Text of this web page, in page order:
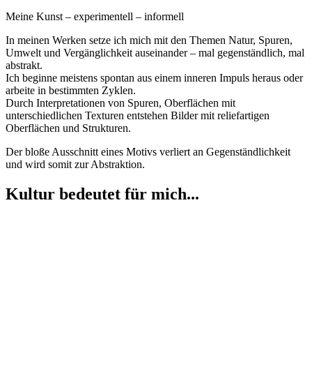
Meine Kunst – experimentell – informell
In meinen Werken setze ich mich mit den Themen Natur, Spuren,
Umwelt und Vergänglichkeit auseinander – mal gegenständlich, mal
abstrakt.
Ich beginne meistens spontan aus einem inneren Impuls heraus oder
arbeite in bestimmten Zyklen.
Durch Interpretationen von Spuren, Oberflächen mit
unterschiedlichen Texturen entstehen Bilder mit reliefartigen
Oberflächen und Strukturen.
Der bloße Ausschnitt eines Motivs verliert an Gegenständlichkeit
und wird somit zur Abstraktion.
Kultur bedeutet für mich...